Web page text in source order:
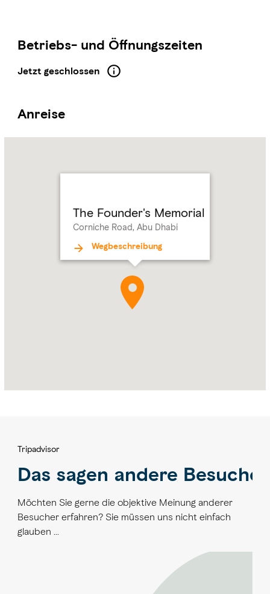
Betriebs- und Öffnungszeiten
Jetzt geschlossen
Anreise
The Founder's Memorial
Corniche Road, Abu Dhabi
Wegbeschreibung
Tripadvisor
Das sagen andere Besucher
Möchten Sie gerne die objektive Meinung anderer
Besucher erfahren? Sie müssen uns nicht einfach
glauben …